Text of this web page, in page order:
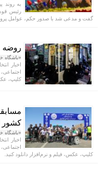
به روند
رئیس
گفت و مدعی شد با صدور حکم، عوامل
روضه
«باشگاه
اخبار
کلیپ،
کشور
«باشگاه
اخبار
کلیپ، عکس، فیلم و نرم‌افزار دانلود کنید.